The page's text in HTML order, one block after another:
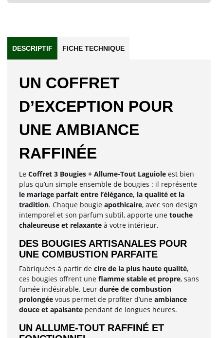
DESCRIPTIF FICHE TECHNIQUE
UN COFFRET
D’EXCEPTION POUR
UNE AMBIANCE
RAFFINÉE
Le Coffret 3 Bougies + Allume-Tout Laguiole est bien
plus qu’un simple ensemble de bougies : il représente
le mariage parfait entre l’élégance, la qualité et la
tradition. Chaque bougie apothicaire, avec son design
intemporel et son parfum subtil, apporte une touche
chaleureuse et relaxante à votre intérieur.
DES BOUGIES ARTISANALES POUR
UNE COMBUSTION PARFAITE
Fabriquées à partir de cire de la plus haute qualité,
ces bougies offrent une flamme stable et propre, sans
fumée indésirable. Leur durée de combustion
prolongée vous permet de profiter d’une ambiance
douce et apaisante pendant de longues heures.
UN ALLUME-TOUT RAFFINÉ ET